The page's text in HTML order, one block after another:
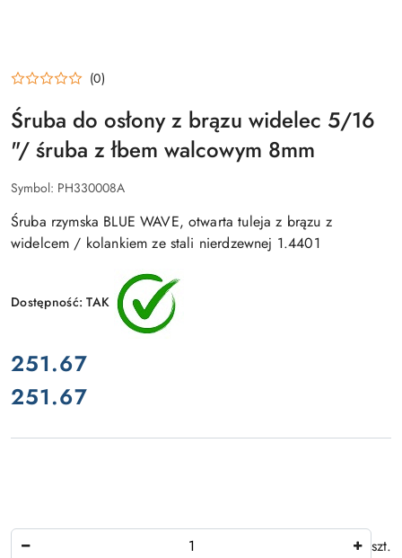
(0)
Śruba do osłony z brązu widelec 5/16
"/ śruba z łbem walcowym 8mm
Symbol: PH330008A
Śruba rzymska BLUE WAVE, otwarta tuleja z brązu z
widelcem / kolankiem ze stali nierdzewnej 1.4401
Dostępność:TAK
cena:
251.67
Cena:
251.67
Ilość
szt.